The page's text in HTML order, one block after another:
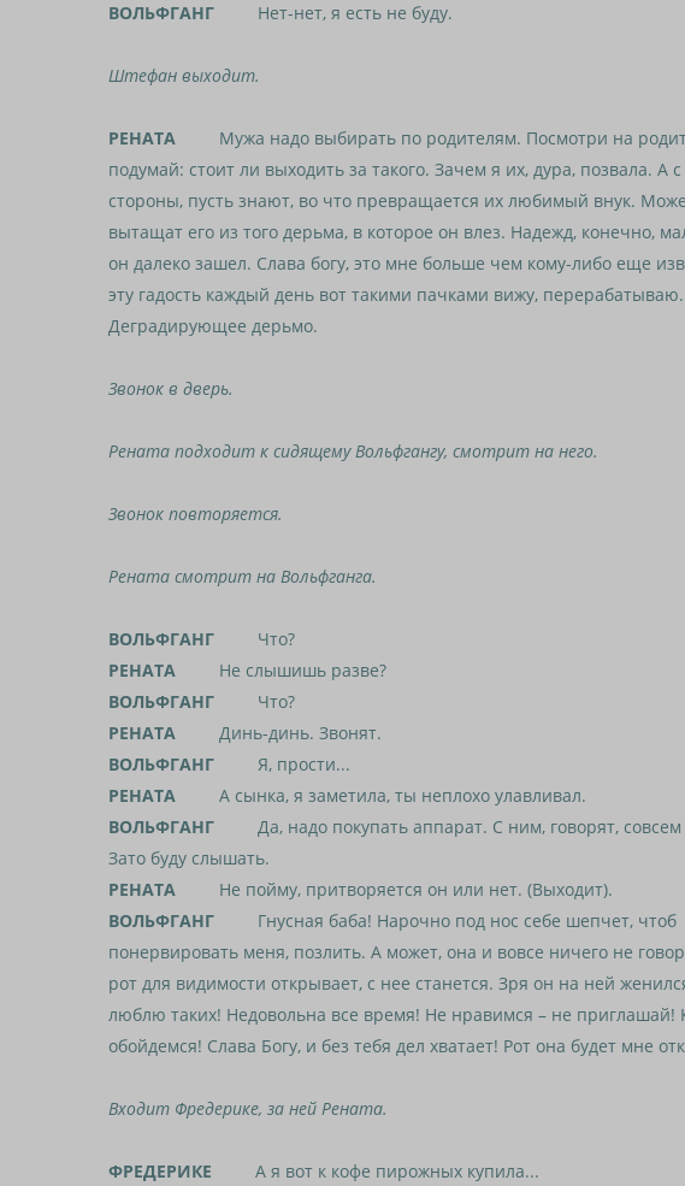
ВОЛЬФГАНГ Нет-нет, я есть не буду.
Штефан выходит.
РЕНАТА Мужа надо выбирать по родителям. Посмотри на
подумай: стоит ли выходить за такого. Зачем я их, дура, позвала. А с
стороны, пусть знают, во что превращается их любимый внук.
вытащат его из того дерьма, в которое он влез. Надежд, конечно,
он далеко зашел. Слава богу, это мне больше чем кому-либо еще
эту гадость каждый день вот такими пачками вижу, перерабатываю.
Деградирующее дерьмо.
Звонок в дверь.
Рената подходит к сидящему Вольфгангу, смотрит на него.
Звонок повторяется.
Рената смотрит на Вольфганга.
ВОЛЬФГАНГ Что?
РЕНАТА Не слышишь разве?
ВОЛЬФГАНГ Что?
РЕНАТА Динь-динь. Звонят.
ВОЛЬФГАНГ Я, прости...
РЕНАТА А сынка, я заметила, ты неплохо улавливал.
ВОЛЬФГАНГ Да, надо покупать аппарат. С ним, говорят, совсем
Зато буду слышать.
РЕНАТА Не пойму, притворяется он или нет. (Выходит).
ВОЛЬФГАНГ Гнусная баба! Нарочно под нос себе шепчет, чтоб
понервировать меня, позлить. А может, она и вовсе ничего не
рот для видимости открывает, с нее станется. Зря он на ней
люблю таких! Недовольна все время! Не нравимся – не приглашай!
обойдемся! Слава Богу, и без тебя дел хватает! Рот она будет мне
Входит Фредерике, за ней Рената.
ФРЕДЕРИКЕ А я вот к кофе пирожных купила...